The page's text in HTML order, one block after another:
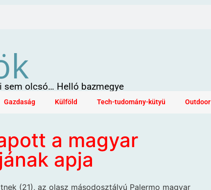
sem olcsó… Helló bazmegye
Gazdaság Külföld Tech-tudomány-kütyü Outdoor
a magyar
apja
(21), az olasz másodosztályú Palermo magyar